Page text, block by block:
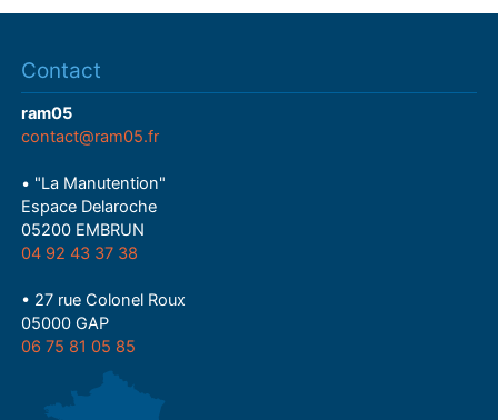
Contact
ram05
contact@ram05.fr
• "La Manutention"
Espace Delaroche
05200 EMBRUN
04 92 43 37 38
• 27 rue Colonel Roux
05000 GAP
06 75 81 05 85